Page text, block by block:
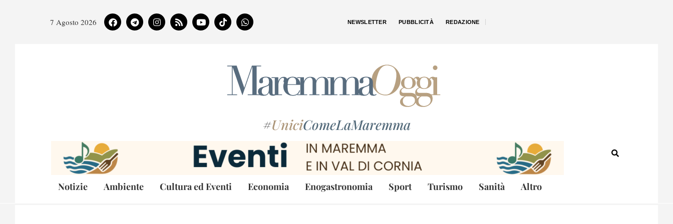
7 Agosto 2026 NEWSLETTER PUBBLICITÀ REDAZIONE
#UniciComeLaMaremma
Notizie Ambiente Cultura ed Eventi Economia Enogastronomia Sport Turismo Sanità Altro